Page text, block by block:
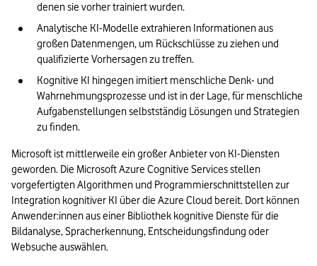
denen sie vorher trainiert wurden.
Analytische KI-Modelle extrahieren Informationen aus
großen Datenmengen, um Rückschlüsse zu ziehen und
qualifizierte Vorhersagen zu treffen.
Kognitive KI hingegen imitiert menschliche Denk- und
Wahrnehmungsprozesse und ist in der Lage, für menschliche
Aufgabenstellungen selbstständig Lösungen und Strategien
zu finden.
Microsoft ist mittlerweile ein großer Anbieter von KI-Diensten
geworden. Die Microsoft Azure Cognitive Services stellen
vorgefertigten Algorithmen und Programmierschnittstellen zur
Integration kognitiver KI über die Azure Cloud bereit. Dort können
Anwender:innen aus einer Bibliothek kognitive Dienste für die
Bildanalyse, Spracherkennung, Entscheidungsfindung oder
Websuche auswählen.